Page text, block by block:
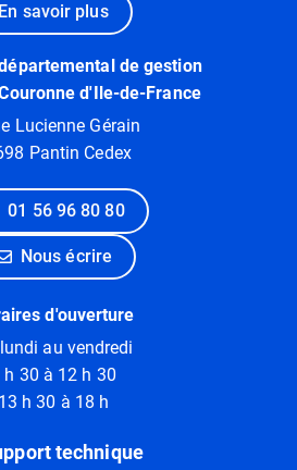
En savoir plus
de gestion
d'Ile-de-France
Lucienne Gérain
Pantin Cedex
01 56 96 80 80
Nous écrire
d'ouverture
au vendredi
h 30 à 12 h 30
13 h 30 à 18 h
technique